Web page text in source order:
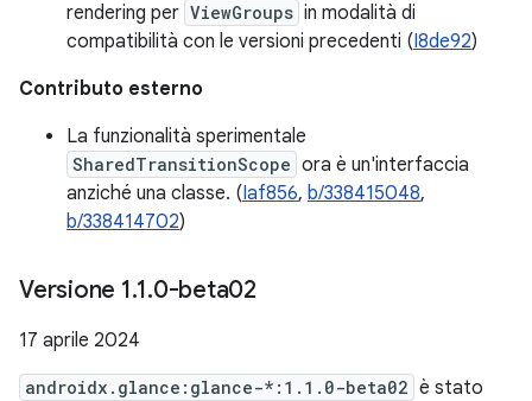
rendering per ViewGroups in modalità di
compatibilità con le versioni precedenti (I8de92)
Contributo esterno
La funzionalità sperimentale
SharedTransitionScope ora è un'interfaccia
anziché una classe. (Iaf856, b/338415048,
b/338414702)
Versione 1.1.0-beta02
17 aprile 2024
androidx.glance:glance-*:1.1.0-beta02 è stato